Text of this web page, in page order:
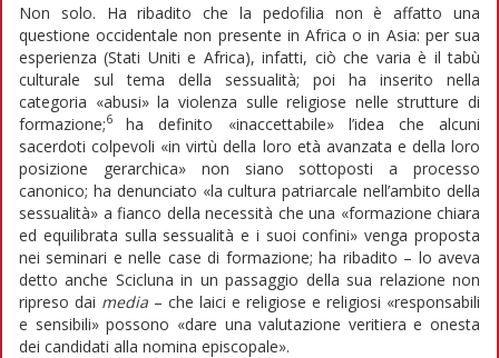
Non solo. Ha ribadito che la pedofilia non è affatto una
questione occidentale non presente in Africa o in Asia: per sua
esperienza (Stati Uniti e Africa), infatti, ciò che varia è il tabù
culturale sul tema della sessualità; poi ha inserito nella
categoria «abusi» la violenza sulle religiose nelle strutture di
formazione;6ha definito «inaccettabile» l’idea che alcuni
sacerdoti colpevoli «in virtù della loro età avanzata e della loro
posizione gerarchica» non siano sottoposti a processo
canonico; ha denunciato «la cultura patriarcale nell’ambito della
sessualità» a fianco della necessità che una «formazione chiara
ed equilibrata sulla sessualità e i suoi confini» venga proposta
nei seminari e nelle case di formazione; ha ribadito – lo aveva
detto anche Scicluna in un passaggio della sua relazione non
ripreso dai media – che laici e religiose e religiosi «responsabili
e sensibili» possono «dare una valutazione veritiera e onesta
dei candidati alla nomina episcopale».